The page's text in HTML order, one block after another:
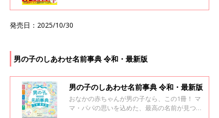
けに必要な情報が全部つまった最新版！2025年
数」「漢字」「イメージ」など、名づけで重視
調べやすい！ さらに、大好評の1年間使い放題
「読み」「イメージ」「漢字」の３つのポイン
トから、あなたの姓に合う良運名前を1年間&何
度でも検索したり、候補の名前を鑑定したりで
きます。 ※web鑑定サービスは、パソコン、ス
マートフォン、タブレットからお使いになれま
発売日：2025/10/30
男の子のしあわせ名前事典​​ 令和・最新版
男の子のしあわせ名前事典​​ 令和・最新版
おなかの赤ちゃんが男の子なら、この1冊！ マ
マ・パパの思いを込めた、最高の名前が見つか